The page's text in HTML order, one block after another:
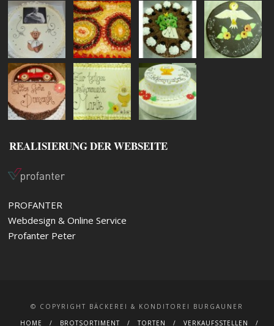
REALISIERUNG DER WEBSEITE
PROFANTER
Webdesign & Online Service
Profanter Peter
© COPYRIGHT BÄCKEREI & KONDITOREI BURGAUNER
HOME
BROTSORTIMENT TORTEN VERKAUFSSTELLEN